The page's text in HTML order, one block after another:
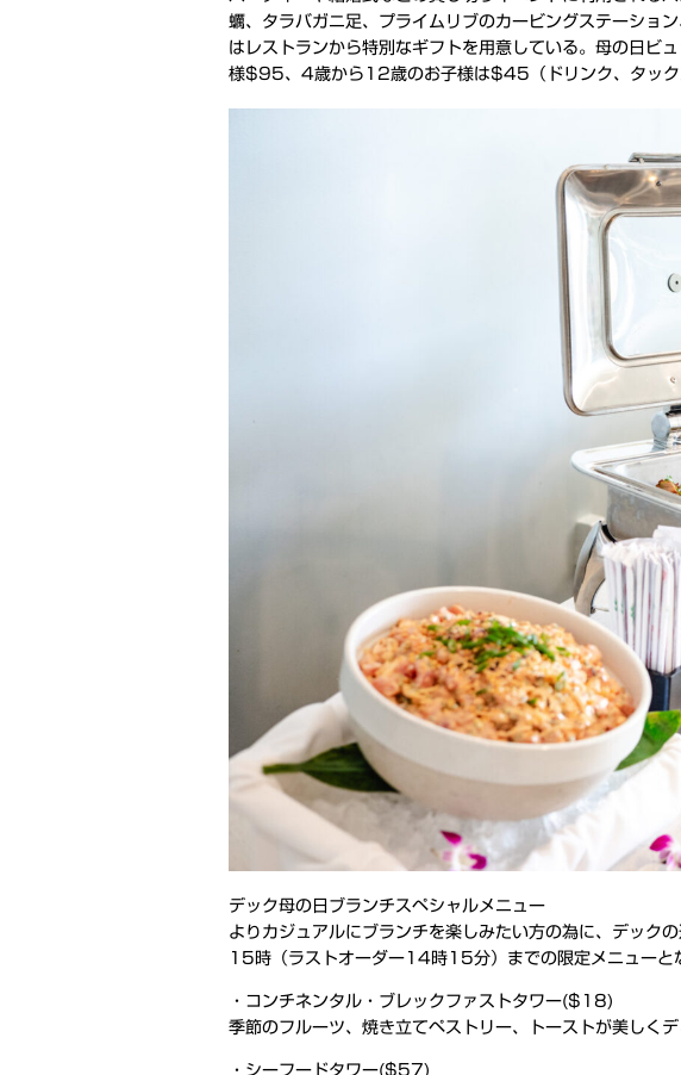
蠣、タラバガニ足、プライムリブのカービングステーショ
はレストランから特別なギフトを用意している。母の日
様$95、4歳から12歳のお子様は$45（ドリンク、タック
デック母の日ブランチスペシャルメニュー
よりカジュアルにブランチを楽しみたい方の為に、デック
15時（ラストオーダー14時15分）までの限定メニューと
・コンチネンタル・ブレックファストタワー($18)
季節のフルーツ、焼き立てペストリー、トーストが美しく
・シーフードタワー($57)